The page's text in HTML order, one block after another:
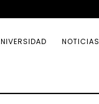
NOTICIAS